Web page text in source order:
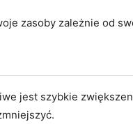
zasoby zależnie od
jest szybkie